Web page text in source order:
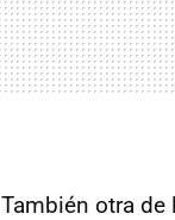
También otra de